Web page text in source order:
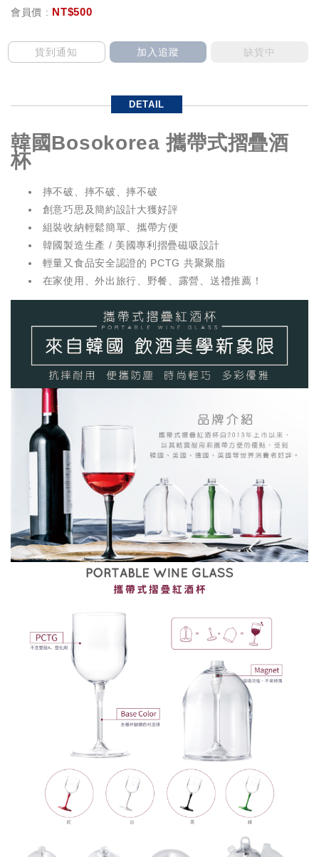
會員價 : NT$500
貨到通知 加入追蹤 缺貨中
DETAIL
韓國Bosokorea 攜帶式摺疊酒
杯
摔不破、摔不破、摔不破
創意巧思及簡約設計大獲好評
組裝收納輕鬆簡單、攜帶方便
韓國製造生產 / 美國專利摺疊磁吸設計
輕量又食品安全認證的 PCTG 共聚聚脂
在家使用、外出旅行、野餐、露營、送禮推薦！